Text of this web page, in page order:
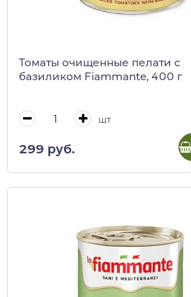
Томаты очищенные пелати с
базиликом Fiammante, 400 г
шт
299 руб.